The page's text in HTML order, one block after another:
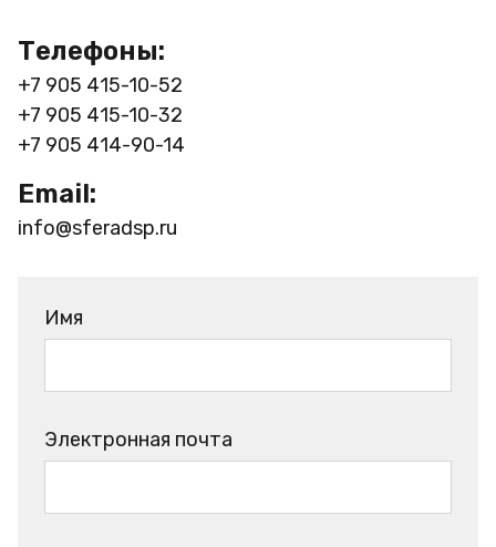
Телефоны:
+7 905 415-10-52
+7 905 415-10-32
+7 905 414-90-14
Email:
info@sferadsp.ru
Имя
Электронная почта